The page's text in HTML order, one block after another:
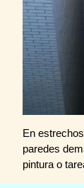
En
paredes
pintura o